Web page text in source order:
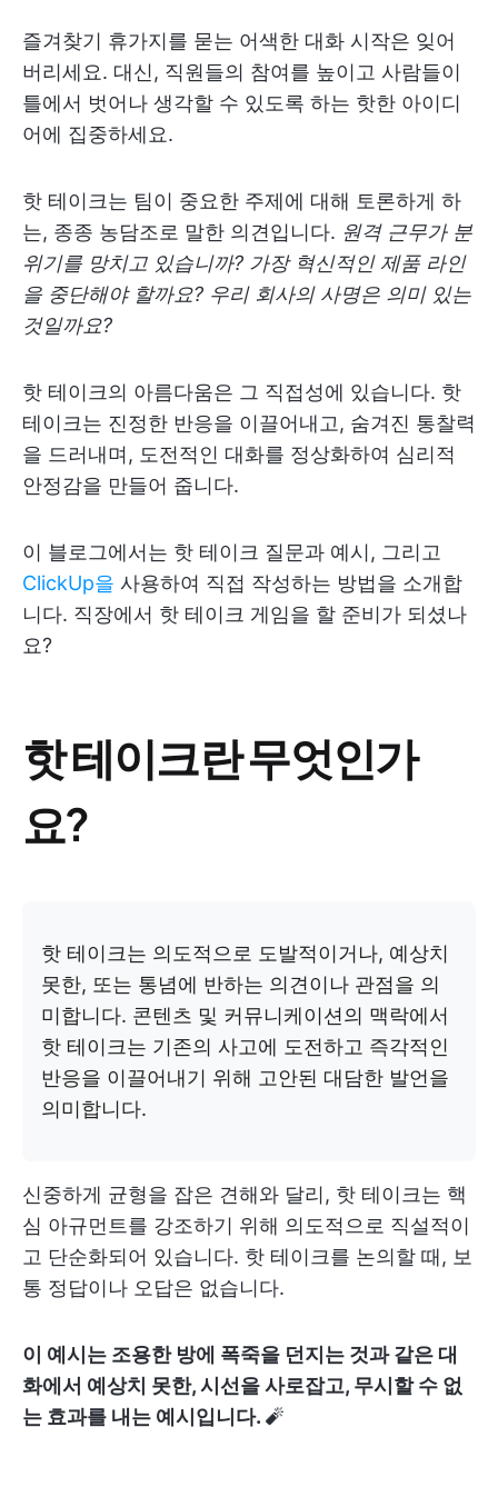
즐겨찾기 휴가지를 묻는 어색한 대화 시작은 잊어
버리세요. 대신, 직원들의 참여를 높이고 사람들이
틀에서 벗어나 생각할 수 있도록 하는 핫한 아이디
어에 집중하세요.
핫 테이크는 팀이 중요한 주제에 대해 토론하게 하
는, 종종 농담조로 말한 의견입니다. 원격 근무가 분
위기를 망치고 있습니까? 가장 혁신적인 제품 라인
을 중단해야 할까요? 우리 회사의 사명은 의미 있는
것일까요?
핫 테이크의 아름다움은 그 직접성에 있습니다. 핫
테이크는 진정한 반응을 이끌어내고, 숨겨진 통찰력
을 드러내며, 도전적인 대화를 정상화하여 심리적
안정감을 만들어 줍니다.
이 블로그에서는 핫 테이크 질문과 예시, 그리고
ClickUp을 사용하여 직접 작성하는 방법을 소개합
니다. 직장에서 핫 테이크 게임을 할 준비가 되셨나
요?
핫 테이크란 무엇인가
요?
핫 테이크는 의도적으로 도발적이거나, 예상치
못한, 또는 통념에 반하는 의견이나 관점을 의
미합니다. 콘텐츠 및 커뮤니케이션의 맥락에서
핫 테이크는 기존의 사고에 도전하고 즉각적인
반응을 이끌어내기 위해 고안된 대담한 발언을
의미합니다.
신중하게 균형을 잡은 견해와 달리, 핫 테이크는 핵
심 아규먼트를 강조하기 위해 의도적으로 직설적이
고 단순화되어 있습니다. 핫 테이크를 논의할 때, 보
통 정답이나 오답은 없습니다.
이 예시는 조용한 방에 폭죽을 던지는 것과 같은 대
화에서 예상치 못한, 시선을 사로잡고, 무시할 수 없
는 효과를 내는 예시입니다. 🧨